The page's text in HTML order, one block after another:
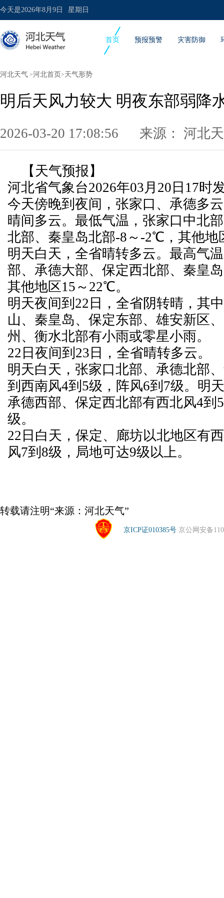
今天是2026年8月9日 星期日
首页 预报预警 灾害防御
河北天气 >河北首页 >天气形势
明后天风力较大 明夜东部弱降
2026-03-20 17:08:56 来源： 河北
【天气预报】
河北省气象台2026年03月20日17时
今天傍晚到夜间，张家口、承德多
晴间多云。最低气温，张家口中北
北部、秦皇岛北部-8～-2℃，其他
明天白天，全省晴转多云。最高气
部、承德大部、保定西北部、秦皇
其他地区15～22℃。
明天夜间到22日，全省阴转晴，其
山、秦皇岛、保定东部、雄安新区
州、衡水北部有小雨或零星小雨。
22日夜间到23日，全省晴转多云。
明天白天，张家口北部、承德北部
到西南风4到5级，阵风6到7级。明
承德西部、保定西北部有西北风4到
级。
22日白天，保定、廊坊以北地区有
风7到8级，局地可达9级以上。
转载请注明“来源：河北天气”
京ICP证010385号 京公网安备